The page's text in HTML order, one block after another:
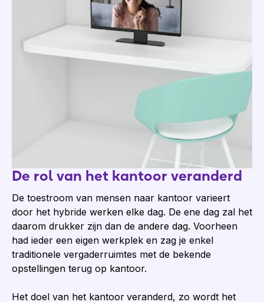
De rol van het kantoor veranderd
De toestroom van mensen naar kantoor varieert
door het hybride werken elke dag. De ene dag zal het
daarom drukker zijn dan de andere dag. Voorheen
had ieder een eigen werkplek en zag je enkel
traditionele vergaderruimtes met de bekende
opstellingen terug op kantoor.
Het doel van het kantoor veranderd, zo wordt het